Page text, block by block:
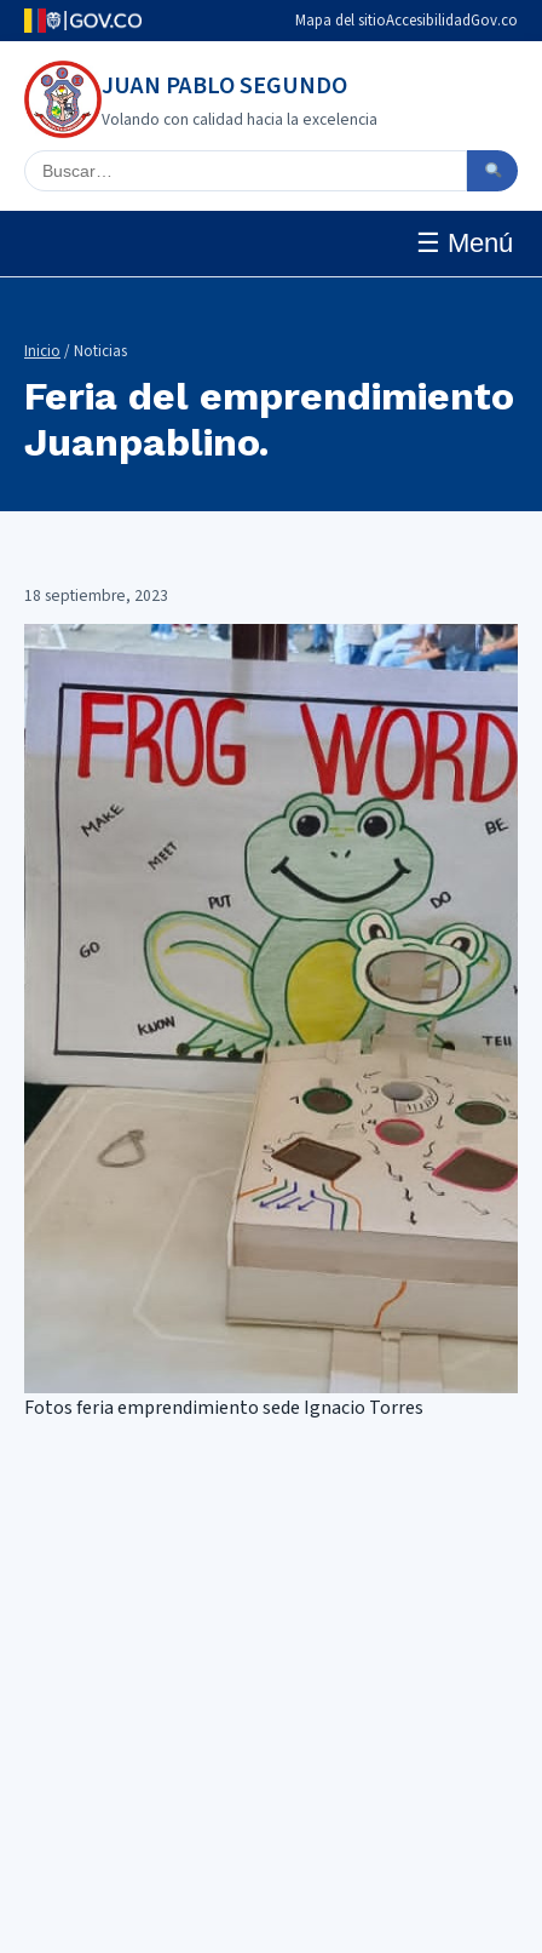
Mapa del sitioAccesibilidadGov.co
JUAN PABLO SEGUNDO
Volando con calidad hacia la excelencia
Buscar en el sitio
☰ Menú
Inicio / Noticias
Feria del emprendimiento
Juanpablino.
18 septiembre, 2023
Fotos feria emprendimiento sede Ignacio Torres